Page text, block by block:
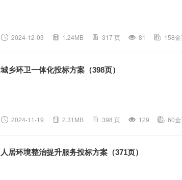
2024-12-03 1.24MB 317 页 81 158金
城乡环卫一体化投标方案（398页）
2024-11-19 2.31MB 398 页 129 60金
人居环境整治提升服务投标方案（371页）